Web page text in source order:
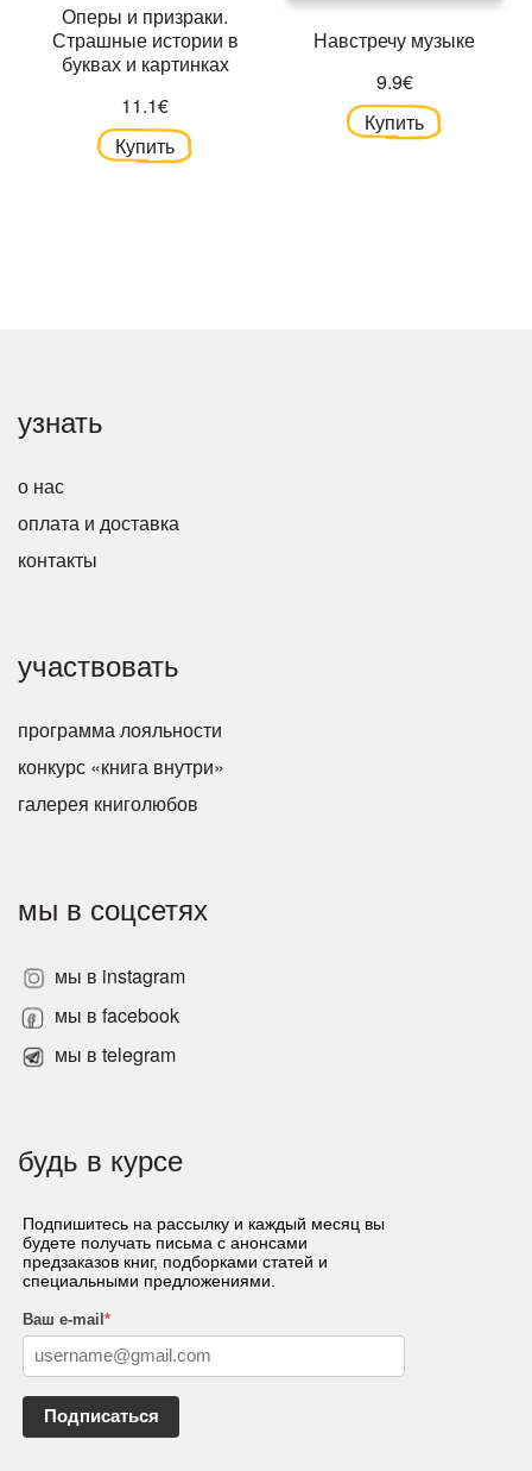
Оперы и призраки.
Страшные истории в
буквах и картинках
11.1€
Купить
Навстречу музыке
9.9€
Купить
узнать
о нас
оплата и доставка
контакты
участвовать
программа лояльности
конкурс «книга внутри»
галерея книголюбов
мы в соцсетях
мы в instagram
мы в facebook
мы в telegram
будь в курсе
Подпишитесь на рассылку и каждый месяц вы
будете получать письма с анонсами
предзаказов книг, подборками статей и
специальными предложениями.
Ваш e-mail*
Подписаться